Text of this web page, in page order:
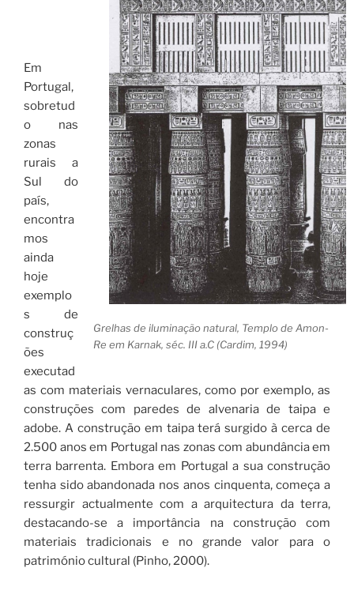
Grelhas de iluminação natural, Templo de Amon-
Re em Karnak, séc. III a.C (Cardim, 1994)
Em
Portugal,
sobretud
o nas
zonas
rurais a
Sul do
país,
encontra
mos
ainda
hoje
exemplo
s de
construç
ões
executad
as com materiais vernaculares, como por exemplo, as
construções com paredes de alvenaria de taipa e
adobe. A construção em taipa terá surgido à cerca de
2.500 anos em Portugal nas zonas com abundância em
terra barrenta. Embora em Portugal a sua construção
tenha sido abandonada nos anos cinquenta, começa a
ressurgir actualmente com a arquitectura da terra,
destacando-se a importância na construção com
materiais tradicionais e no grande valor para o
património cultural (Pinho, 2000).